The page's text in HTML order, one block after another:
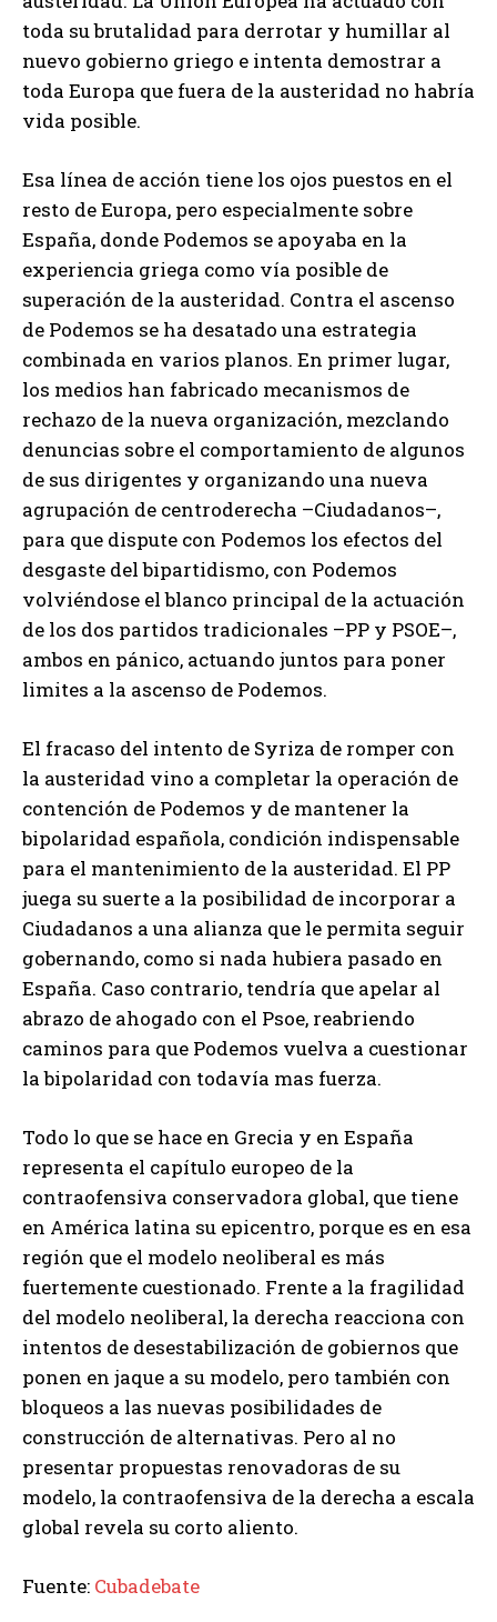
toda su brutalidad para derrotar y humillar al
nuevo gobierno griego e intenta demostrar a
toda Europa que fuera de la austeridad no habría
vida posible.
Esa línea de acción tiene los ojos puestos en el
resto de Europa, pero especialmente sobre
España, donde Podemos se apoyaba en la
experiencia griega como vía posible de
superación de la austeridad. Contra el ascenso
de Podemos se ha desatado una estrategia
combinada en varios planos. En primer lugar,
los medios han fabricado mecanismos de
rechazo de la nueva organización, mezclando
denuncias sobre el comportamiento de algunos
de sus dirigentes y organizando una nueva
agrupación de centroderecha –Ciudadanos–,
para que dispute con Podemos los efectos del
desgaste del bipartidismo, con Podemos
volviéndose el blanco principal de la actuación
de los dos partidos tradicionales –PP y PSOE–,
ambos en pánico, actuando juntos para poner
limites a la ascenso de Podemos.
El fracaso del intento de Syriza de romper con
la austeridad vino a completar la operación de
contención de Podemos y de mantener la
bipolaridad española, condición indispensable
para el mantenimiento de la austeridad. El PP
juega su suerte a la posibilidad de incorporar a
Ciudadanos a una alianza que le permita seguir
gobernando, como si nada hubiera pasado en
España. Caso contrario, tendría que apelar al
abrazo de ahogado con el Psoe, reabriendo
caminos para que Podemos vuelva a cuestionar
la bipolaridad con todavía mas fuerza.
Todo lo que se hace en Grecia y en España
representa el capítulo europeo de la
contraofensiva conservadora global, que tiene
en América latina su epicentro, porque es en esa
región que el modelo neoliberal es más
fuertemente cuestionado. Frente a la fragilidad
del modelo neoliberal, la derecha reacciona con
intentos de desestabilización de gobiernos que
ponen en jaque a su modelo, pero también con
bloqueos a las nuevas posibilidades de
construcción de alternativas. Pero al no
presentar propuestas renovadoras de su
modelo, la contraofensiva de la derecha a escala
global revela su corto aliento.
Fuente: Cubadebate